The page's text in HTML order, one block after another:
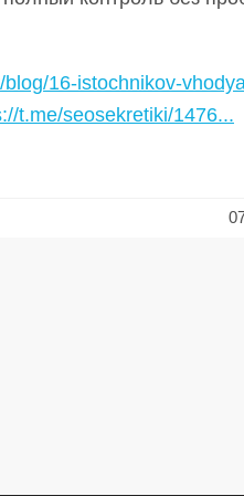
16-istochnikov-
t.me/seosekretiki/1476...